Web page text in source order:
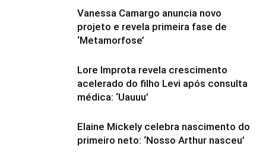
Vanessa Camargo anuncia novo
projeto e revela primeira fase de
‘Metamorfose’
Lore Improta revela crescimento
acelerado do filho Levi após consulta
médica: ‘Uauuu’
Elaine Mickely celebra nascimento do
primeiro neto: ‘Nosso Arthur nasceu’